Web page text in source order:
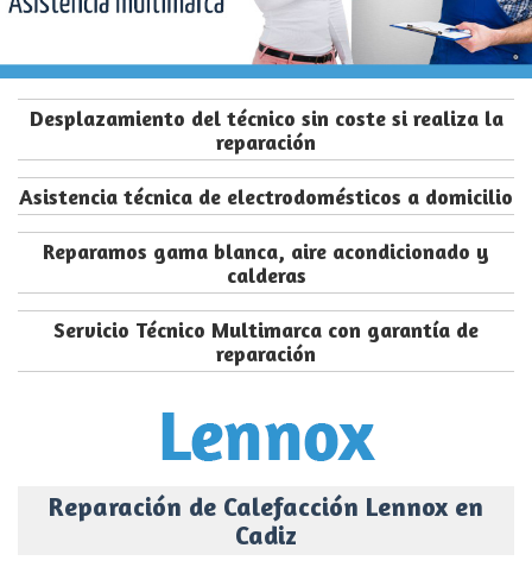
Desplazamiento del técnico sin coste si realiza la
reparación
Asistencia técnica de electrodomésticos a domicilio
Reparamos gama blanca, aire acondicionado y
calderas
Servicio Técnico Multimarca con garantía de
reparación
Reparación de Calefacción Lennox en
Cadiz